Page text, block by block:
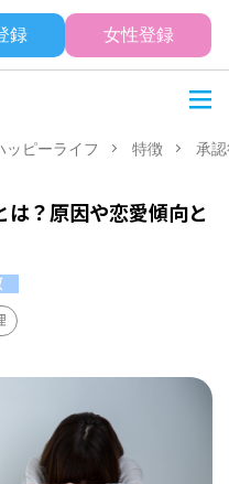
録 女性登録
ッピーライフ 特徴 承
は？原因や恋愛傾向と